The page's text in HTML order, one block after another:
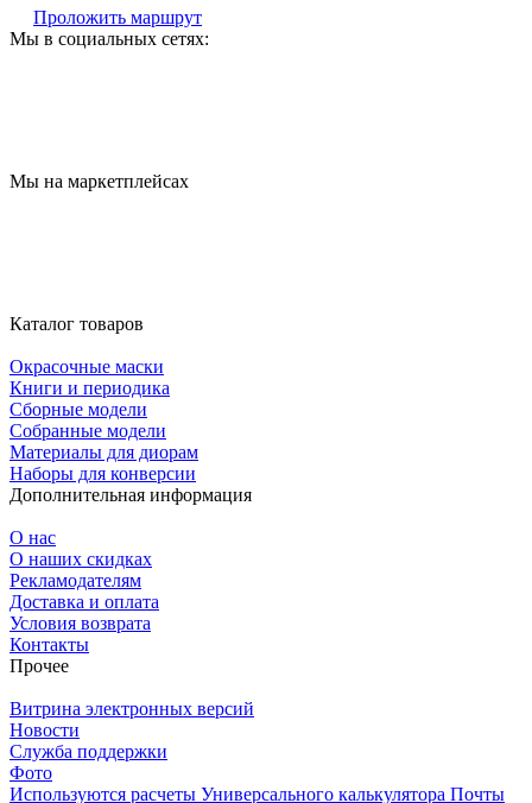
Проложить маршрут
Мы в социальных сетях:
Мы на маркетплейсах
Каталог товаров
Окрасочные маски
Книги и периодика
Сборные модели
Собранные модели
Материалы для диорам
Наборы для конверсии
Дополнительная информация
О нас
О наших скидках
Рекламодателям
Доставка и оплата
Условия возврата
Контакты
Прочее
Витрина электронных версий
Новости
Служба поддержки
Фото
Используются расчеты Универсального калькулятора Почты